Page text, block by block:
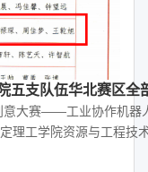
五支队伍华北赛区全
意大赛——工业协作机器
理工学院资源与工程技